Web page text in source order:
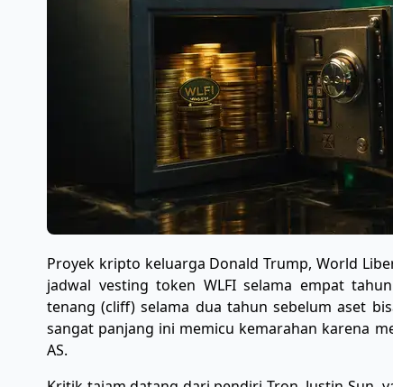
​Proyek kripto keluarga Donald Trump, World
jadwal vesting token WLFI selama empat
tenang (cliff) selama dua tahun sebelum aset
sangat panjang ini memicu kemarahan karena
AS.